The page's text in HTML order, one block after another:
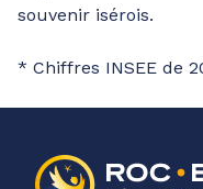
souvenir isérois.
* Chiffres INSEE de